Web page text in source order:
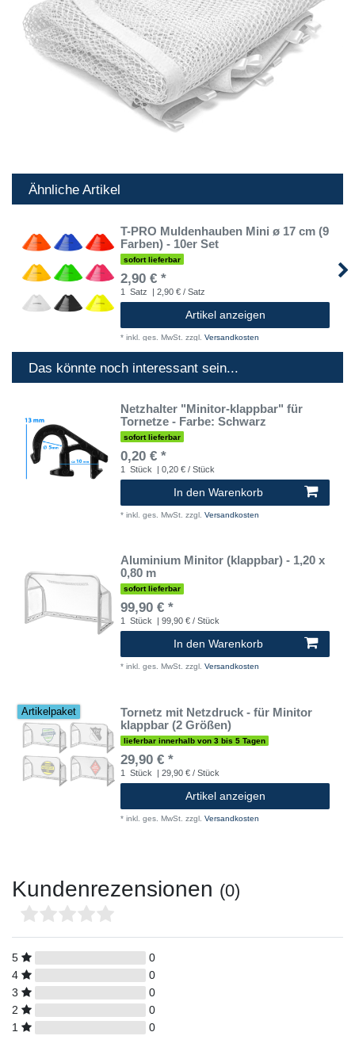
Ähnliche Artikel
T-PRO Muldenhauben Mini ø 17 cm (9
Farben) - 10er Set
sofort lieferbar
2,90 € *
1 Satz | 2,90 € / Satz
Artikel anzeigen
* inkl. ges. MwSt. zzgl. Versandkosten
Das könnte noch interessant sein...
Netzhalter "Minitor-klappbar" für
Tornetze - Farbe: Schwarz
sofort lieferbar
0,20 € *
1 Stück | 0,20 € / Stück
In den Warenkorb
* inkl. ges. MwSt. zzgl. Versandkosten
Aluminium Minitor (klappbar) - 1,20 x
0,80 m
sofort lieferbar
99,90 € *
1 Stück | 99,90 € / Stück
In den Warenkorb
* inkl. ges. MwSt. zzgl. Versandkosten
Artikelpaket
Tornetz mit Netzdruck - für Minitor
klappbar (2 Größen)
lieferbar innerhalb von 3 bis 5 Tagen
29,90 € *
1 Stück | 29,90 € / Stück
Artikel anzeigen
* inkl. ges. MwSt. zzgl. Versandkosten
Kundenrezensionen (0)
5
0
4
0
3
0
2
0
1
0